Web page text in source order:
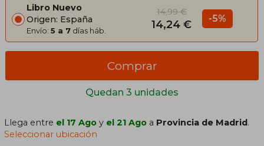
Libro Nuevo
Origen: España
Envío: 5 a 7 días háb.
14,99 €
14,24 € -5%
Quedan 3 unidades
Comprar
Llega entre el 17 Ago y el 21 Ago a Provincia de Madrid .
Seleccionar ubicación